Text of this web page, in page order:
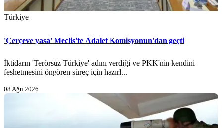
Türkiye
'Çerçeve yasa' Meclis'te Adalet Komisyonun'dan geçti
İktidarın 'Terörsüz Türkiye' adını verdiği ve PKK'nin kendini
feshetmesini öngören süreç için hazırl...
08 Ağu 2026